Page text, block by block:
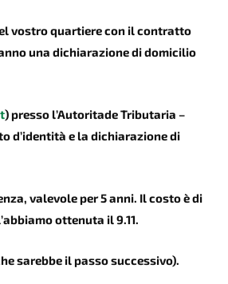
vostro quartiere con il contratto
una dichiarazione di domicilio
) presso l’Autoritade Tributaria –
d’identità e la dichiarazione di
valevole per 5 anni. Il costo è di
ottenuta il 9.11.
sarebbe il passo successivo).